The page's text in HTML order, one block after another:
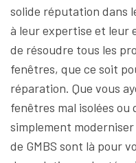
solide réputation dans
à leur expertise et leur
de résoudre tous les
fenêtres, que ce soit
réparation. Que vous
fenêtres mal isolées ou
simplement
de GMBS sont là pour